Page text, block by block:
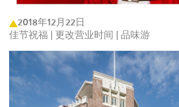
2018年12月22日
佳节祝福 | 更改营业时间 | 品味游